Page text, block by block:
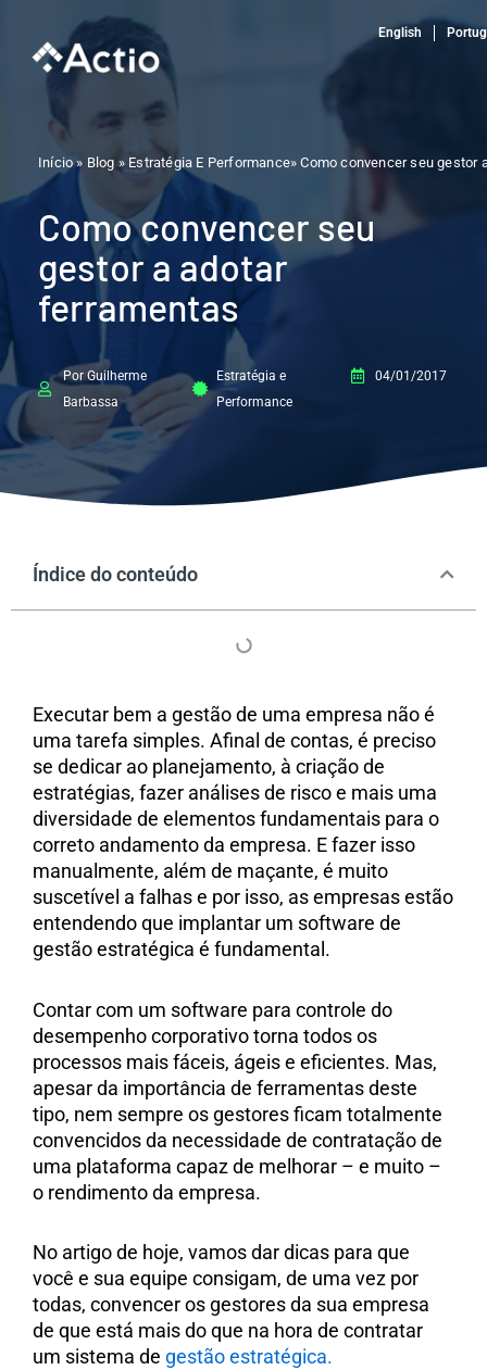
English
Início » Blog » Estratégia E Performance» Como convencer seu gestor
Como convencer seu
gestor a adotar
ferramentas
Por Guilherme
Barbassa
Estratégia e
Performance
04/01/2017
Índice do conteúdo
Executar bem a gestão de uma empresa não é
uma tarefa simples. Afinal de contas, é preciso
se dedicar ao planejamento, à criação de
estratégias, fazer análises de risco e mais uma
diversidade de elementos fundamentais para o
correto andamento da empresa. E fazer isso
manualmente, além de maçante, é muito
suscetível a falhas e por isso, as empresas estão
entendendo que implantar um software de
gestão estratégica é fundamental.
Contar com um software para controle do
desempenho corporativo torna todos os
processos mais fáceis, ágeis e eficientes. Mas,
apesar da importância de ferramentas deste
tipo, nem sempre os gestores ficam totalmente
convencidos da necessidade de contratação de
uma plataforma capaz de melhorar – e muito –
o rendimento da empresa.
No artigo de hoje, vamos dar dicas para que
você e sua equipe consigam, de uma vez por
todas, convencer os gestores da sua empresa
de que está mais do que na hora de contratar
um sistema de gestão estratégica.